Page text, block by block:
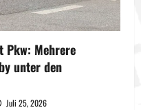
Mehrere
unter den
Juli 25, 2026